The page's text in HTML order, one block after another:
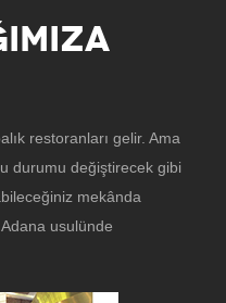
restoranları gelir. Ama
durumu değiştirecek gibi
mekânda
usulünde